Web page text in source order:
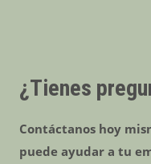
¿Tienes
Contáctanos hoy
puede ayudar a tu